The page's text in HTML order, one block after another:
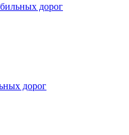
дорог
дорог